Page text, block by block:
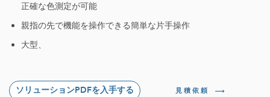
正確な色測定が可能
親指の先で機能を操作できる簡単な片手操作
大型、
ソリューションPDFを入手する 見積依頼